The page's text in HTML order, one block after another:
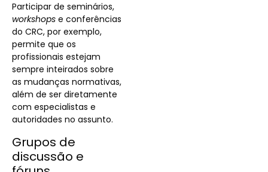
Participar de seminários,
workshops e conferências
do CRC, por exemplo,
permite que os
profissionais estejam
sempre inteirados sobre
as mudanças normativas,
além de ser diretamente
com especialistas e
autoridades no assunto.
Grupos de
discussão e